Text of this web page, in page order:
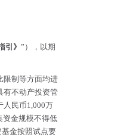
引》 ”），以期
限制等方面均进
有不动产投资管
民币1,000万
资金规模不得低
金按照试点要